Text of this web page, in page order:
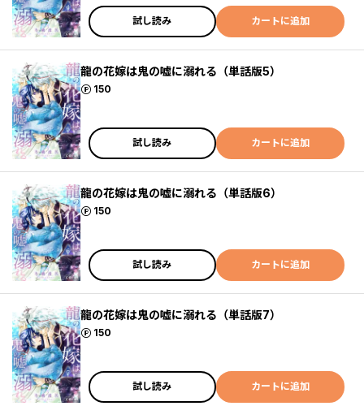
試し読み カートに追加
龍の花嫁は鬼の嘘に溺れる（単話版5）
150
ポイント
試し読み カートに追加
龍の花嫁は鬼の嘘に溺れる（単話版6）
150
ポイント
試し読み カートに追加
龍の花嫁は鬼の嘘に溺れる（単話版7）
150
ポイント
試し読み カートに追加